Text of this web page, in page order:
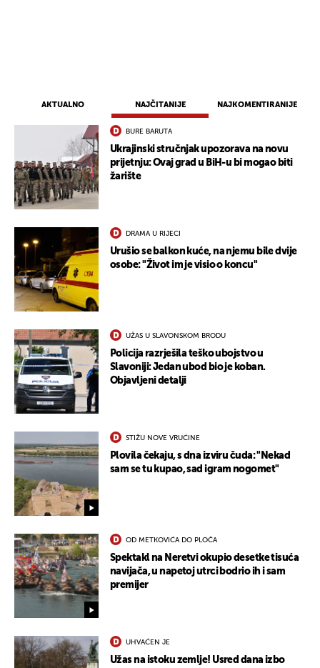
AKTUALNO NAJČITANIJE NAJKOMENTIRANIJE
BURE BARUTA
Ukrajinski stručnjak upozorava na novu
prijetnju: Ovaj grad u BiH-u bi mogao biti
žarište
DRAMA U RIJECI
Urušio se balkon kuće, na njemu bile dvije
osobe: "Život im je visio o koncu"
UŽAS U SLAVONSKOM BRODU
Policija razrješila teško ubojstvo u
Slavoniji: Jedan ubod bio je koban.
Objavljeni detalji
STIŽU NOVE VRUĆINE
Plovila čekaju, s dna izviru čuda: "Nekad
sam se tu kupao, sad igram nogomet"
OD METKOVIĆA DO PLOČA
Spektakl na Neretvi okupio desetke tisuća
navijača, u napetoj utrci bodrio ih i sam
premijer
UHVAĆEN JE
Užas na istoku zemlje! Usred dana izbo
UKLJUČITE NOTIFIKACIJE